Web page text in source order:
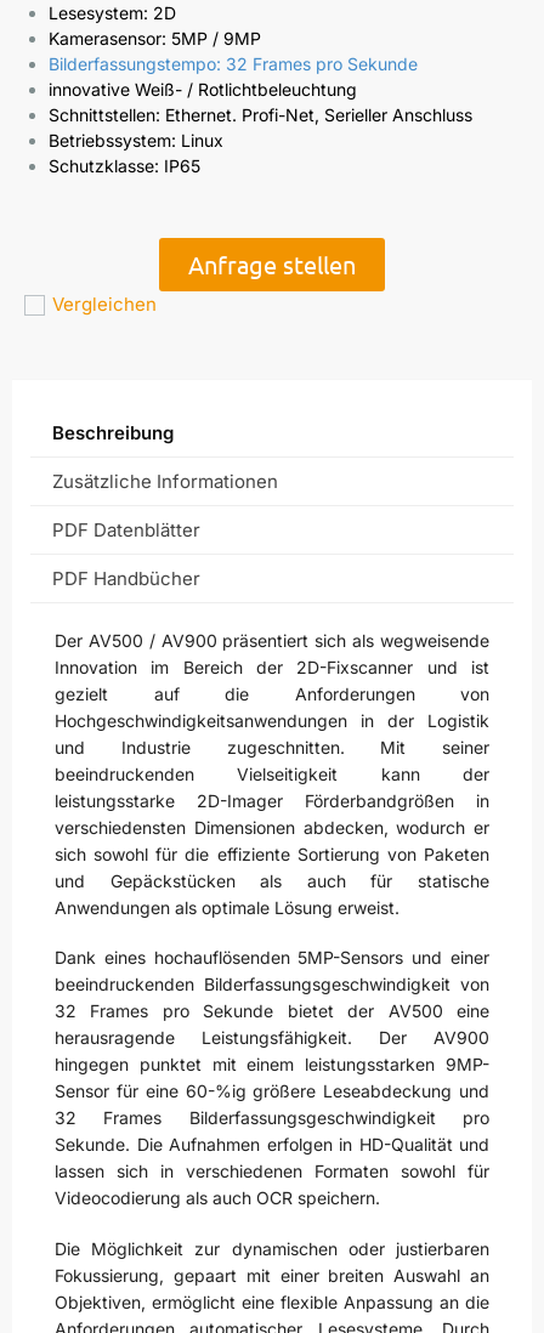
Lesesystem: 2D
Kamerasensor: 5MP / 9MP
Bilderfassungstempo: 32 Frames pro Sekunde
innovative Weiß- / Rotlichtbeleuchtung
Schnittstellen: Ethernet. Profi-Net, Serieller Anschluss
Betriebssystem: Linux
Schutzklasse: IP65
Anfrage stellen
Vergleichen
Beschreibung
Zusätzliche Informationen
PDF Datenblätter
PDF Handbücher
Der AV500 / AV900 präsentiert sich als wegweisende
Innovation im Bereich der 2D-Fixscanner und ist
gezielt auf die Anforderungen von
Hochgeschwindigkeitsanwendungen in der Logistik
und Industrie zugeschnitten. Mit seiner
beeindruckenden Vielseitigkeit kann der
leistungsstarke 2D-Imager Förderbandgrößen in
verschiedensten Dimensionen abdecken, wodurch er
sich sowohl für die effiziente Sortierung von Paketen
und Gepäckstücken als auch für statische
Anwendungen als optimale Lösung erweist.
Dank eines hochauflösenden 5MP-Sensors und einer
beeindruckenden Bilderfassungsgeschwindigkeit von
32 Frames pro Sekunde bietet der AV500 eine
herausragende Leistungsfähigkeit. Der AV900
hingegen punktet mit einem leistungsstarken 9MP-
Sensor für eine 60-%ig größere Leseabdeckung und
32 Frames Bilderfassungsgeschwindigkeit pro
Sekunde. Die Aufnahmen erfolgen in HD-Qualität und
lassen sich in verschiedenen Formaten sowohl für
Videocodierung als auch OCR speichern.
Die Möglichkeit zur dynamischen oder justierbaren
Fokussierung, gepaart mit einer breiten Auswahl an
Objektiven, ermöglicht eine flexible Anpassung an die
Anforderungen automatischer Lesesysteme. Durch